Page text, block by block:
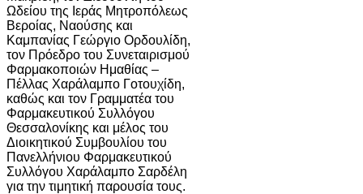
Ωδείου της Ιεράς Μητροπόλεως
Βεροίας, Ναούσης και
Καμπανίας Γεώργιο Ορδουλίδη,
τον Πρόεδρο του Συνεταιρισμού
Φαρμακοποιών Ημαθίας –
Πέλλας Χαράλαμπο Γοτουχίδη,
καθώς και τον Γραμματέα του
Φαρμακευτικού Συλλόγου
Θεσσαλονίκης και μέλος του
Διοικητικού Συμβουλίου του
Πανελλήνιου Φαρμακευτικού
Συλλόγου Χαράλαμπο Σαρδέλη
για την τιμητική παρουσία τους.